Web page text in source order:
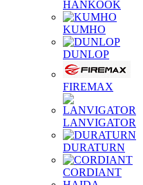
HANKOOK
KUMHO
DUNLOP
FIREMAX
LANVIGATOR
DURATURN
CORDIANT